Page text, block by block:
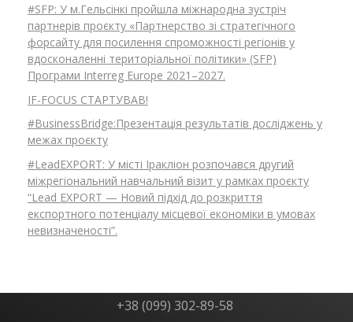
#SFP: У м.Гельсінкі пройшла міжнародна зустріч
партнерів проєкту «Партнерство зі стратегічного
форсайту для посилення спроможності регіонів у
вдосконаленні територіальної політики» (SFP)
Програми Interreg Europe 2021–2027.
IF-FOCUS СТАРТУВАВ!
#BusinessBridge:Презентація результатів досліджень у
межах проєкту
#LeadEXPORT: У місті Іракліон розпочався другий
міжрегіональний навчальний візит у рамках проєкту
“Lead EXPORT — Новий підхід до розкриття
експортного потенціалу місцевої економіки в умовах
невизначеності”.
+38 (099) 302-89-58